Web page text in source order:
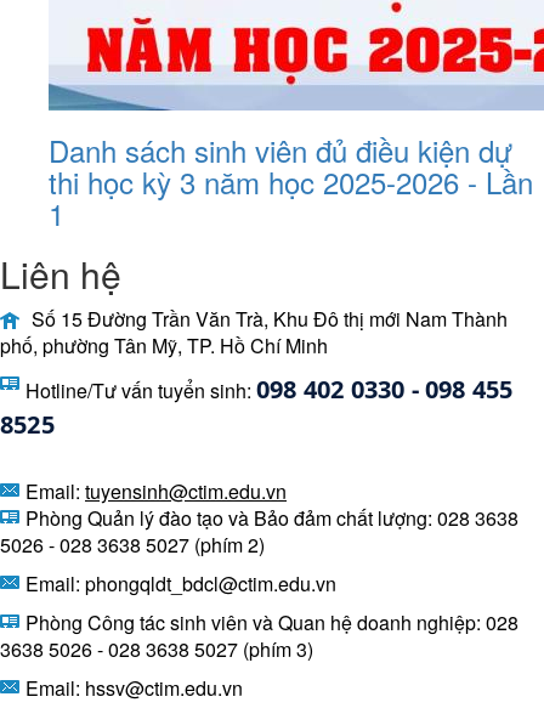
Danh sách sinh viên đủ điều kiện dự
thi học kỳ 3 năm học 2025-2026 - Lần
1
Liên hệ
Số 15 Đường Trần Văn Trà, Khu Đô thị mới Nam Thành
phố, phường Tân Mỹ, TP. Hồ Chí Minh
Hotline/Tư vấn tuyển sinh: 098 402 0330 - 098 455
8525
Email: tuyensinh@ctim.edu.vn
Phòng Quản lý đào tạo và Bảo đảm chất lượng: 028 3638
5026 - 028 3638 5027 (phím 2)
Email: phongqldt_bdcl@ctim.edu.vn
Phòng Công tác sinh viên và Quan hệ doanh nghiệp: 028
3638 5026 - 028 3638 5027 (phím 3)
Email: hssv@ctim.edu.vn